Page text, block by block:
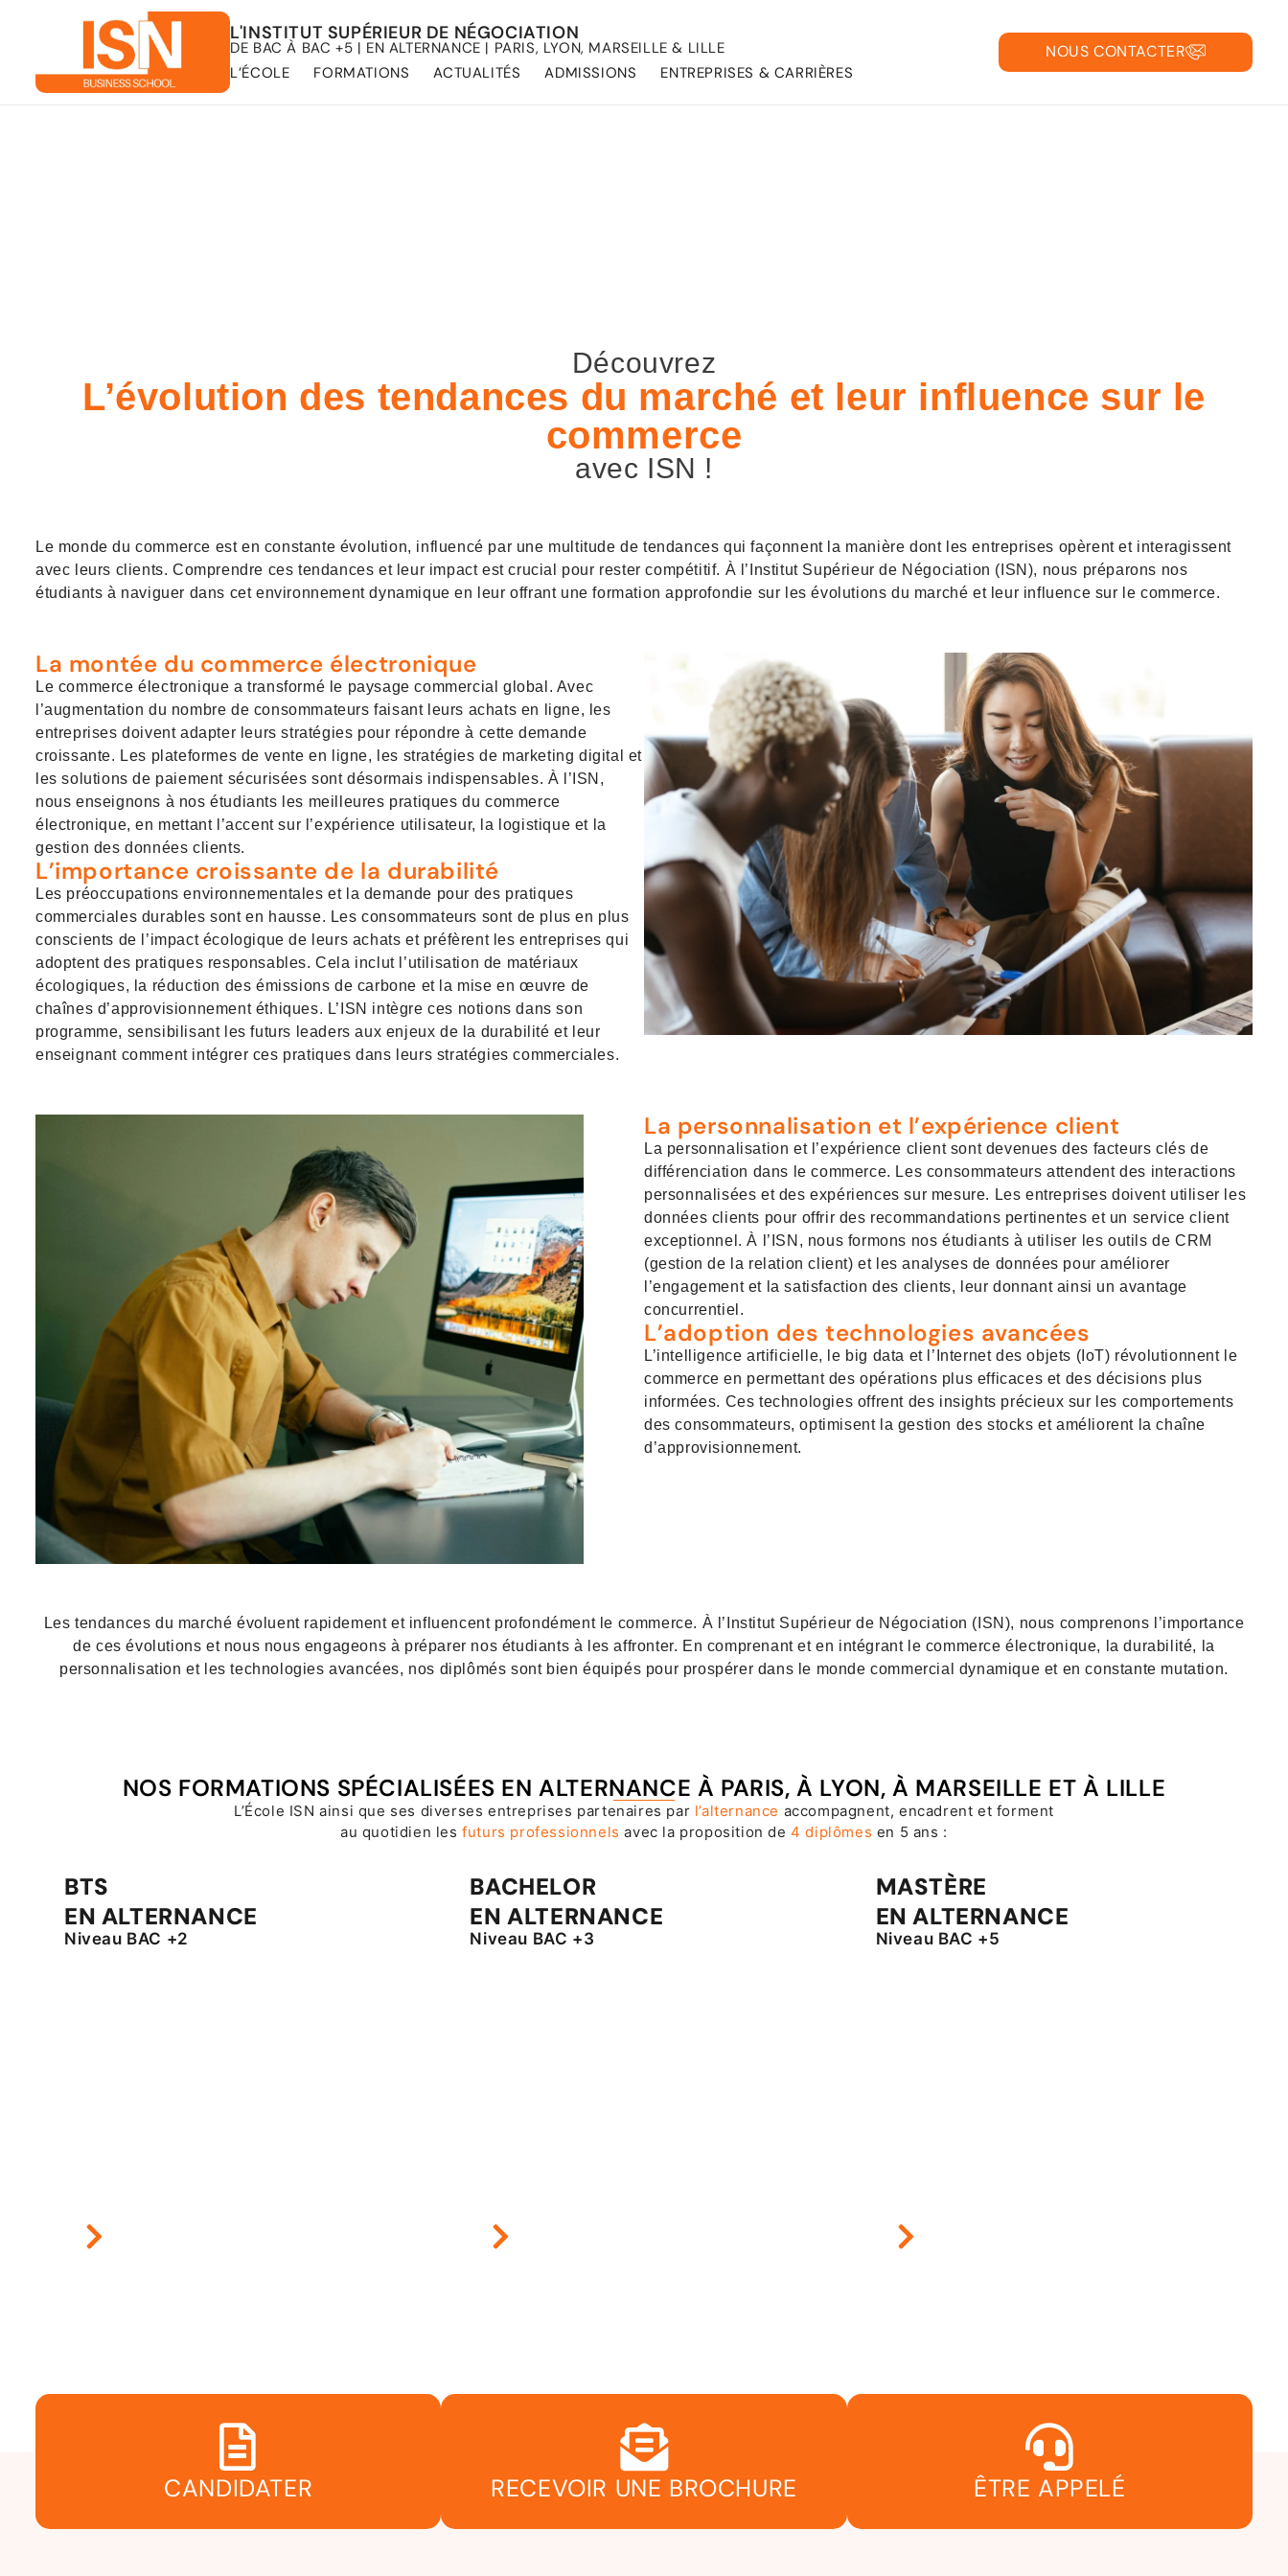
L'INSTITUT SUPÉRIEUR DE NÉGOCIATION
DE BAC À BAC +5 | EN ALTERNANCE | PARIS, LYON, MARSEILLE & LILLE
L’ÉCOLE
FORMATIONS ACTUALITÉS ADMISSIONS ENTREPRISES & CARRIÈRES
NOUS CONTACTER
Découvrez
L’évolution des tendances du marché et leur influence sur le
commerce
avec ISN !
Le monde du commerce est en constante évolution, influencé par une multitude de tendances qui façonnent la manière dont les entreprises opèrent et interagissent
avec leurs clients. Comprendre ces tendances et leur impact est crucial pour rester compétitif. À l’Institut Supérieur de Négociation (ISN), nous préparons nos
étudiants à naviguer dans cet environnement dynamique en leur offrant une formation approfondie sur les évolutions du marché et leur influence sur le commerce.
La montée du commerce électronique
Le commerce électronique a transformé le paysage commercial global. Avec
l’augmentation du nombre de consommateurs faisant leurs achats en ligne, les
entreprises doivent adapter leurs stratégies pour répondre à cette demande
croissante. Les plateformes de vente en ligne, les stratégies de marketing digital et
les solutions de paiement sécurisées sont désormais indispensables. À l’ISN,
nous enseignons à nos étudiants les meilleures pratiques du commerce
électronique, en mettant l’accent sur l’expérience utilisateur, la logistique et la
gestion des données clients.
L’importance croissante de la durabilité
Les préoccupations environnementales et la demande pour des pratiques
commerciales durables sont en hausse. Les consommateurs sont de plus en plus
conscients de l’impact écologique de leurs achats et préfèrent les entreprises qui
adoptent des pratiques responsables. Cela inclut l’utilisation de matériaux
écologiques, la réduction des émissions de carbone et la mise en œuvre de
chaînes d’approvisionnement éthiques. L’ISN intègre ces notions dans son
programme, sensibilisant les futurs leaders aux enjeux de la durabilité et leur
enseignant comment intégrer ces pratiques dans leurs stratégies commerciales.
La personnalisation et l’expérience client
La personnalisation et l’expérience client sont devenues des facteurs clés de
différenciation dans le commerce. Les consommateurs attendent des interactions
personnalisées et des expériences sur mesure. Les entreprises doivent utiliser les
données clients pour offrir des recommandations pertinentes et un service client
exceptionnel. À l’ISN, nous formons nos étudiants à utiliser les outils de CRM
(gestion de la relation client) et les analyses de données pour améliorer
l’engagement et la satisfaction des clients, leur donnant ainsi un avantage
concurrentiel.
L’adoption des technologies avancées
L’intelligence artificielle, le big data et l’Internet des objets (IoT) révolutionnent le
commerce en permettant des opérations plus efficaces et des décisions plus
informées. Ces technologies offrent des insights précieux sur les comportements
des consommateurs, optimisent la gestion des stocks et améliorent la chaîne
d’approvisionnement.
Les tendances du marché évoluent rapidement et influencent profondément le commerce. À l’Institut Supérieur de Négociation (ISN), nous comprenons l’importance
de ces évolutions et nous nous engageons à préparer nos étudiants à les affronter. En comprenant et en intégrant le commerce électronique, la durabilité, la
personnalisation et les technologies avancées, nos diplômés sont bien équipés pour prospérer dans le monde commercial dynamique et en constante mutation.
NOS FORMATIONS SPÉCIALISÉES EN ALTERNANCE À PARIS, À LYON, À MARSEILLE ET À LILLE
L’École ISN ainsi que ses diverses entreprises partenaires par l’alternance accompagnent, encadrent et forment
au quotidien lesfuturs professionnels avec la proposition de4 diplômes en 5 ans :
BTS
EN ALTERNANCE
Niveau BAC +2
BACHELOR
EN ALTERNANCE
Niveau BAC +3
MASTÈRE
EN ALTERNANCE
Niveau BAC +5
CANDIDATER RECEVOIR UNE BROCHURE ÊTRE APPELÉ